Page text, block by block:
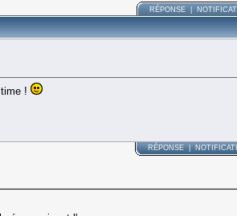
RÉPONSE|
!
RÉPONSE|